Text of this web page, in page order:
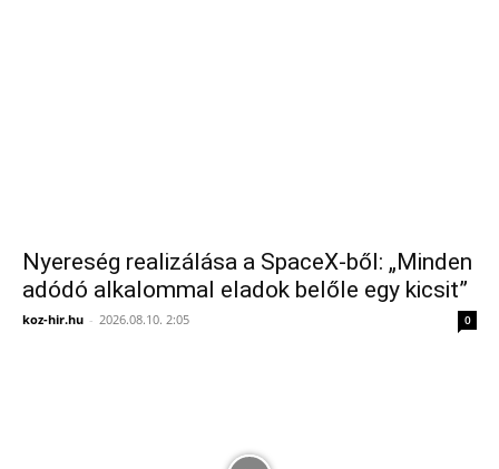
Nyereség realizálása a SpaceX-ből: „Minden
adódó alkalommal eladok belőle egy kicsit”
koz-hir.hu - 2026.08.10. 2:05 0